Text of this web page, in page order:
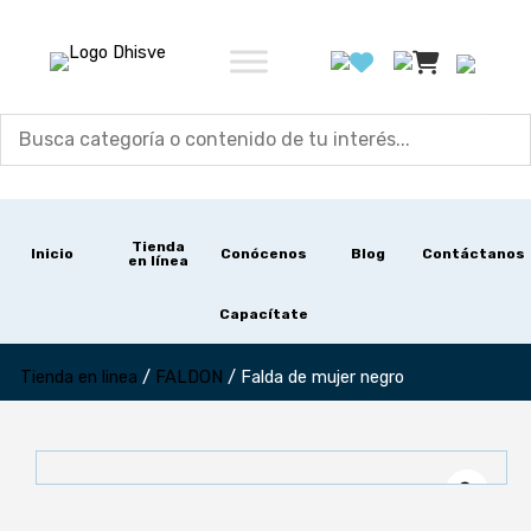
contenido
Inicio
Tienda
en línea
Conócenos Blog Contáctanos
Capacítate
Tienda en linea / FALDON / Falda de mujer negro